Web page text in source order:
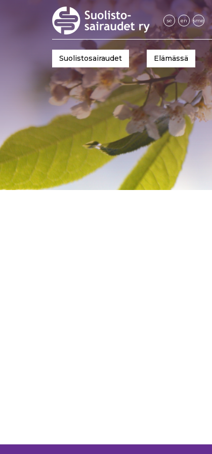
se en sme
Suolistosairaudet Elämässä